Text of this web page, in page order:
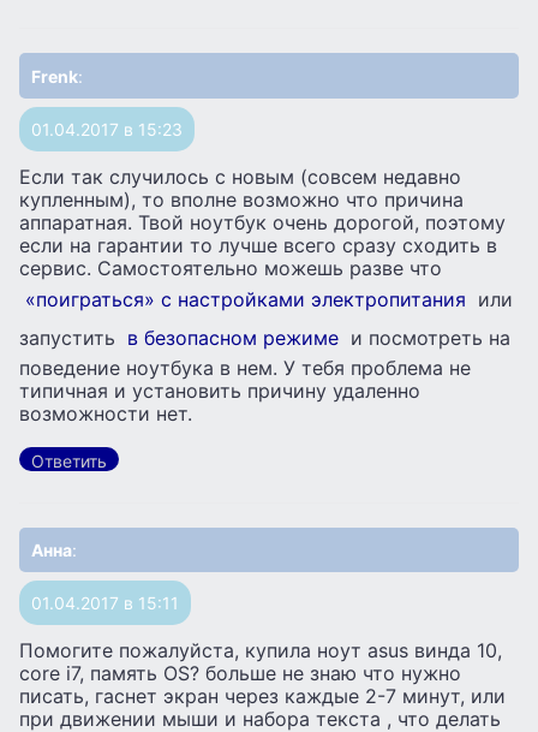
Frenk:
01.04.2017 в 15:23
Если так случилось с новым (совсем недавно
купленным), то вполне возможно что причина
аппаратная. Твой ноутбук очень дорогой, поэтому
если на гарантии то лучше всего сразу сходить в
сервис. Самостоятельно можешь разве что
«поиграться» с настройками электропитания или
запустить в безопасном режиме и посмотреть на
поведение ноутбука в нем. У тебя проблема не
типичная и установить причину удаленно
возможности нет.
Ответить
Анна:
01.04.2017 в 15:11
Помогите пожалуйста, купила ноут asus винда 10,
core i7, память OS? больше не знаю что нужно
писать, гаснет экран через каждые 2-7 минут, или
при движении мыши и набора текста , что делать